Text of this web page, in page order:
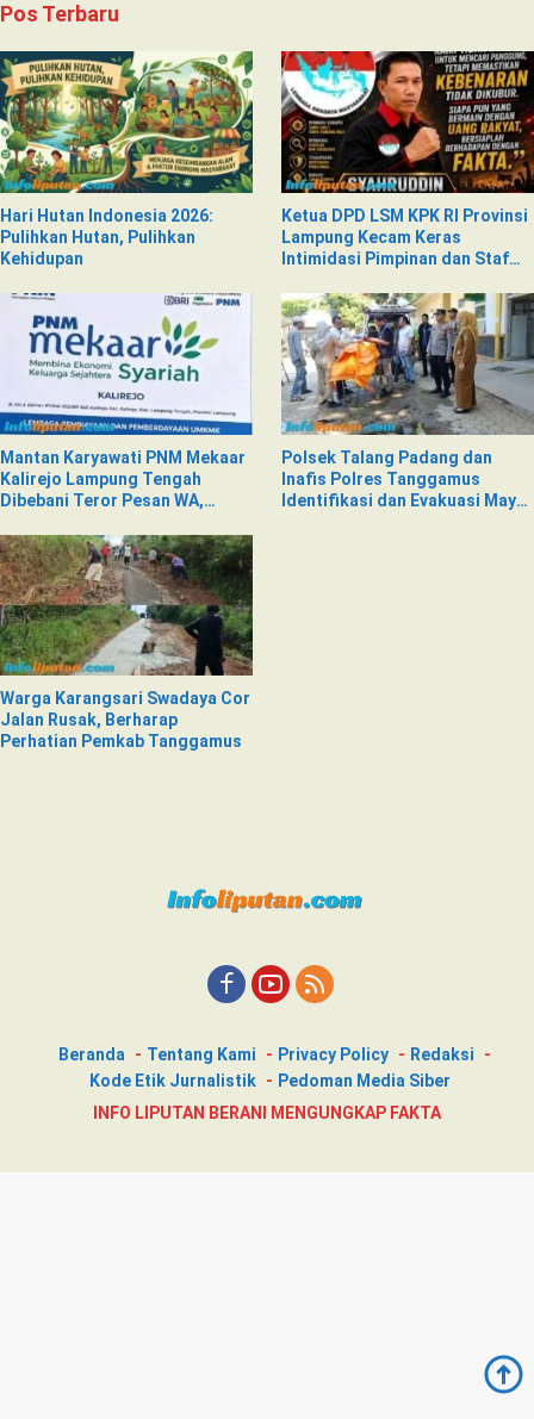
Pos Terbaru
Hari Hutan Indonesia 2026:
Pulihkan Hutan, Pulihkan
Kehidupan
Ketua DPD LSM KPK RI Provinsi
Lampung Kecam Keras
Intimidasi Pimpinan dan Staf
Nad
Mantan Karyawati PNM Mekaar
Kalirejo Lampung Tengah
Dibebani Teror Pesan WA,
Polsek Talang Padang dan
Inafis Polres Tanggamus
Identifikasi dan Evakuasi Mayat
Warga Karangsari Swadaya Cor
Jalan Rusak, Berharap
Perhatian Pemkab Tanggamus
Beranda Tentang Kami Privacy Policy
Redaksi
Kode Etik Jurnalistik
Pedoman Media Siber
INFO LIPUTAN BERANI MENGUNGKAP FAKTA